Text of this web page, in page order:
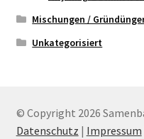
Mischungen /
Unkategorisiert
© Copyright 2026
Datenschutz | Impressum